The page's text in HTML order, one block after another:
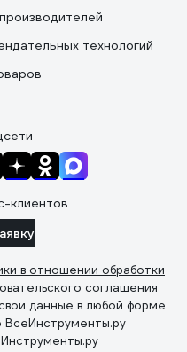
технологий
клиентов
в отношении обработки
соглашения
данные в любой форме
ВсеИнструменты.ру